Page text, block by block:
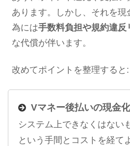
あります。しかし、それを
為には手数料負担や規約違反
な代償が伴います。
改めてポイントを整理すると:
Vマネー後払いの現金
システム上できなくはない
という手間とコストを経て